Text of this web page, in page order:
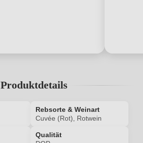
Produktdetails
Rebsorte & Weinart
Cuvée (Rot), Rotwein
Qualität